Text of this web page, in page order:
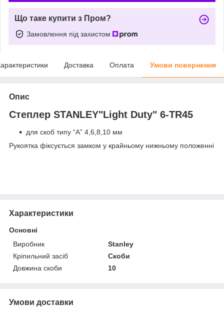
Що таке купити з Пром?
Замовлення під захистом
Доставка Оплата Умови повернення
Опис
Степлер STANLEY"Light Duty" 6-TR45
для скоб типу “А” 4,6,8,10 мм
Рукоятка фіксується замком у крайньому нижньому положенні
Характеристики
Основні
Виробник
Stanley
Кріпильний засіб
Скоби
Довжина скоби
10
Умови доставки